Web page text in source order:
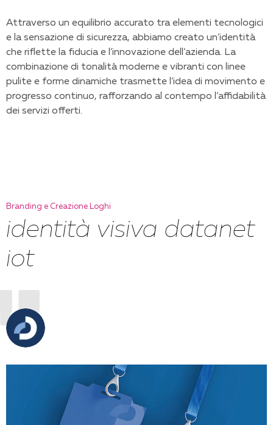
Attraverso un equilibrio accurato tra elementi tecnologici
e la sensazione di sicurezza, abbiamo creato un’identità
che riflette la fiducia e l’innovazione dell’azienda. La
combinazione di tonalità moderne e vibranti con linee
pulite e forme dinamiche trasmette l’idea di movimento e
progresso continuo, rafforzando al contempo l’affidabilità
dei servizi offerti.
Branding e Creazione Loghi
identità visiva datanet
iot